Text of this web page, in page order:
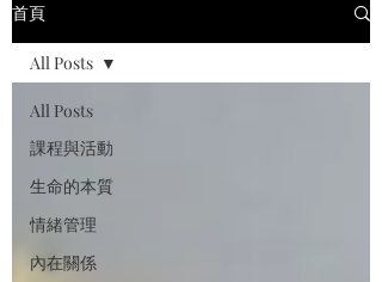
首頁
All Posts
課程與活動
生命的本質
情緒管理
內在關係
All Posts